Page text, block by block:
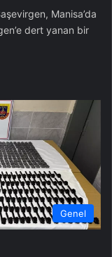
Manisa’da
dert yanan bir
Genel